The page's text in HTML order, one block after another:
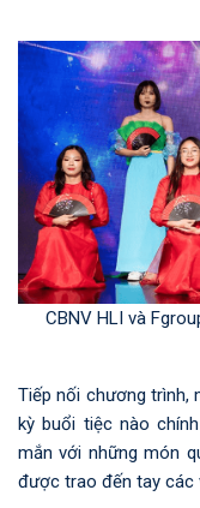
CBNV HLI và
Tiếp nối chương trình,
kỳ buổi tiệc nào
mắn với những món
được trao đến tay các